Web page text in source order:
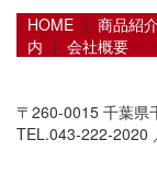
HOME ｜ 商品紹
内 ｜ 会社概要
〒260-0015 千葉県
TEL.043-222-